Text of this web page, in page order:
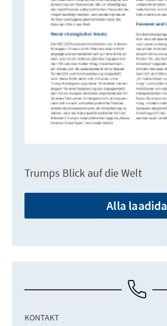
Trumps Blick auf die Welt
Alla laadida
KONTAKT